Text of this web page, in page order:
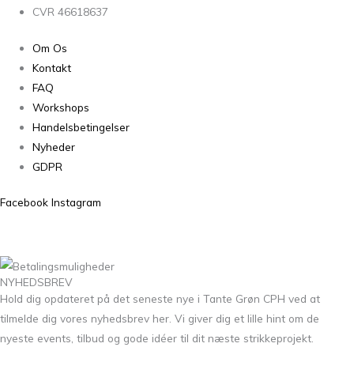
CVR 46618637
Om Os
Kontakt
FAQ
Workshops
Handelsbetingelser
Nyheder
GDPR
Facebook Instagram
NYHEDSBREV
Hold dig opdateret på det seneste nye i Tante Grøn CPH ved at
tilmelde dig vores nyhedsbrev her. Vi giver dig et lille hint om de
nyeste events, tilbud og gode idéer til dit næste strikkeprojekt.